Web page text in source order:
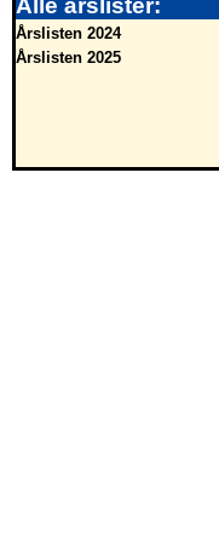
Alle årslister:
Årslisten 2024
Årslisten 2025